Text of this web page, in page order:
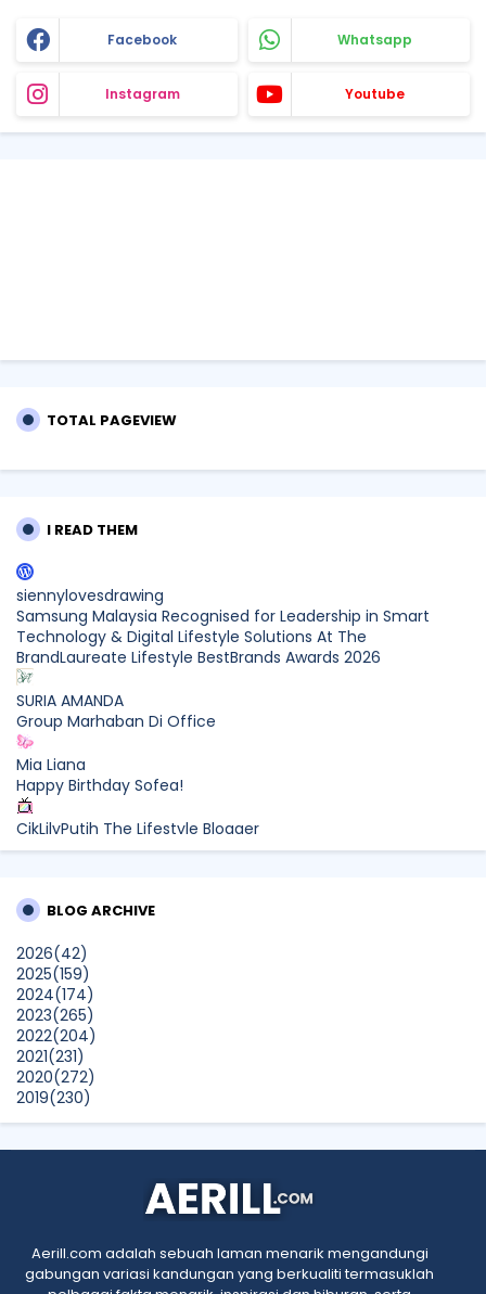
Facebook Whatsapp
Instagram Youtube
TOTAL PAGEVIEW
I READ THEM
siennylovesdrawing
Samsung Malaysia Recognised for Leadership in Smart
Technology & Digital Lifestyle Solutions At The
BrandLaureate Lifestyle BestBrands Awards 2026
SURIA AMANDA
Group Marhaban Di Office
Mia Liana
Happy Birthday Sofea!
CikLilyPutih The Lifestyle Blogger
What to Read After Watching The Odyssey: Kobo’s Reading
Pertama Kali Join Running Event, Thank You LEGO x KLCC!
Show All
BLOG ARCHIVE
2026(42)
2025(159)
2024(174)
2023(265)
2022(204)
2021(231)
2020(272)
2019(230)
2018(496)
2011(45)
2010(5)
Aerill.com adalah sebuah laman menarik mengandungi
gabungan variasi kandungan yang berkualiti termasuklah